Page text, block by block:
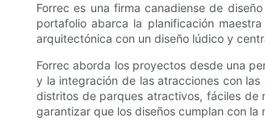
Forrec es una firma canadiense de
portafolio abarca la planificación
arquitectónica con un diseño lúdico y
Forrec aborda los proyectos desde una
y la integración de las atracciones con
distritos de parques atractivos, fáciles de
garantizar que los diseños cumplan con